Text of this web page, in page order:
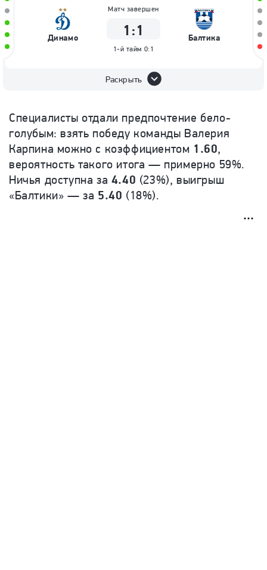
Динамо
Матч завершен
1 :1
1-й тайм 0:1
Балтика
Раскрыть
Специалисты отдали предпочтение бело-
голубым: взять победу команды Валерия
Карпина можно с коэффициентом 1.60,
вероятность такого итога — примерно 59%.
Ничья доступна за 4.40 (23%), выигрыш
«Балтики» — за 5.40 (18%).